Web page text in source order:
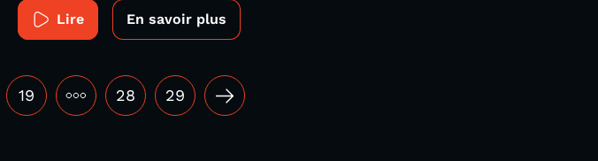
Lire En savoir plus
19 ••• 28 29